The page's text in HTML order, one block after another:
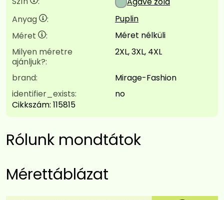
Anyag
:
Puplin
Méret
:
Méret nélküli
Milyen méretre
ajánljuk?:
2XL, 3XL, 4XL
brand:
Mirage-Fashion
identifier_exists:
no
Cikkszám: 115815
Rólunk mondtátok
Mérettáblázat